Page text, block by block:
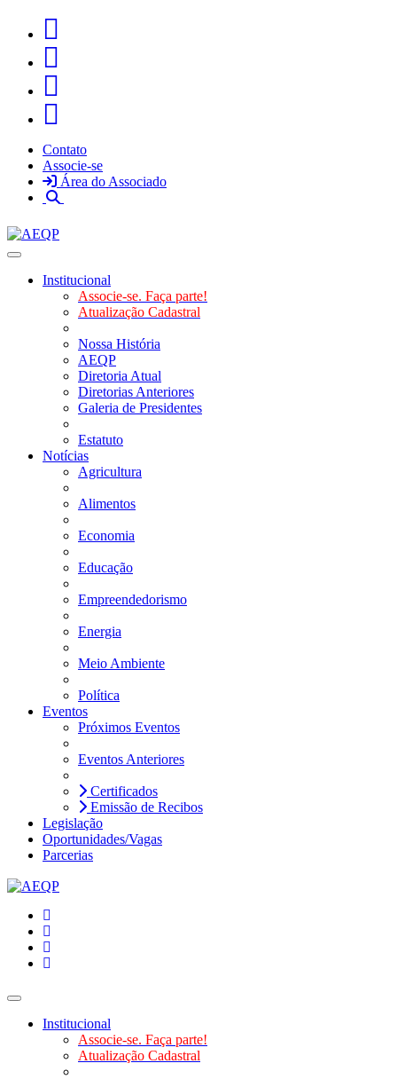
Contato
Associe-se
Área do Associado
Toggle navigation
Institucional
Associe-se. Faça parte!
Atualização Cadastral
Nossa História
AEQP
Diretoria Atual
Diretorias Anteriores
Galeria de Presidentes
Estatuto
Notícias
Agricultura
Alimentos
Economia
Educação
Empreendedorismo
Energia
Meio Ambiente
Política
Eventos
Próximos Eventos
Eventos Anteriores
Certificados
Emissão de Recibos
Legislação
Oportunidades/Vagas
Parcerias
Toggle navigation
Institucional
Associe-se. Faça parte!
Atualização Cadastral